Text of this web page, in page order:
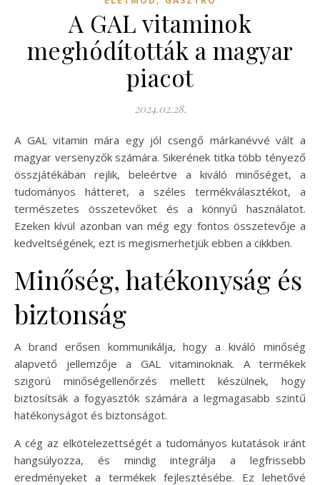
A GAL vitaminok
meghódították a magyar
piacot
2024.02.28.
A GAL vitamin mára egy jól csengő márkanévvé vált a
magyar versenyzők számára. Sikerének titka több tényező
összjátékában rejlik, beleértve a kiváló minőséget, a
tudományos hátteret, a széles termékválasztékot, a
természetes összetevőket és a könnyű használatot.
Ezeken kívül azonban van még egy fontos összetevője a
kedveltségének, ezt is megismerhetjük ebben a cikkben.
Minőség, hatékonyság és
biztonság
A brand erősen kommunikálja, hogy a kiváló minőség
alapvető jellemzője a GAL vitaminoknak. A termékek
szigorú minőségellenőrzés mellett készülnek, hogy
biztosítsák a fogyasztók számára a legmagasabb szintű
hatékonyságot és biztonságot.
A cég az elkötelezettségét a tudományos kutatások iránt
hangsúlyozza, és mindig integrálja a legfrissebb
eredményeket a termékek fejlesztésébe. Ez lehetővé